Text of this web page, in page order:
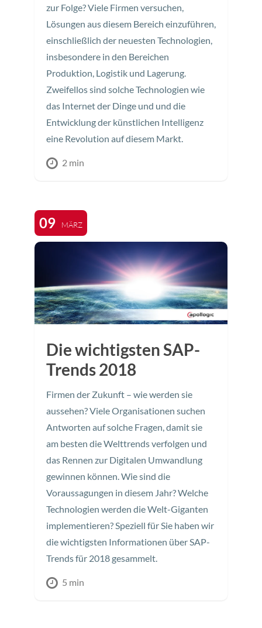
zur Folge? Viele Firmen versuchen,
Lösungen aus diesem Bereich einzuführen,
einschließlich der neuesten Technologien,
insbesondere in den Bereichen
Produktion, Logistik und Lagerung.
Zweifellos sind solche Technologien wie
das Internet der Dinge und und die
Entwicklung der künstlichen Intelligenz
eine Revolution auf diesem Markt.
2 min
09 MÄRZ
Die wichtigsten SAP-
Trends 2018
Firmen der Zukunft – wie werden sie
aussehen? Viele Organisationen suchen
Antworten auf solche Fragen, damit sie
am besten die Welttrends verfolgen und
das Rennen zur Digitalen Umwandlung
gewinnen können. Wie sind die
Voraussagungen in diesem Jahr? Welche
Technologien werden die Welt-Giganten
implementieren? Speziell für Sie haben wir
die wichtigsten Informationen über SAP-
Trends für 2018 gesammelt.
5 min